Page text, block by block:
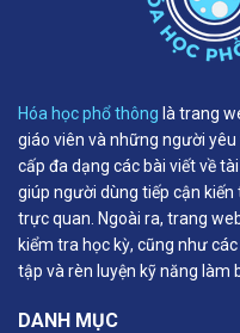
Hóa học phổ thông là trang
giáo viên và những người
cấp đa dạng các bài viết về
giúp người dùng tiếp cận
trực quan. Ngoài ra, trang
kiểm tra học kỳ, cũng như
tập và rèn luyện kỹ năng làm
DANH MỤC